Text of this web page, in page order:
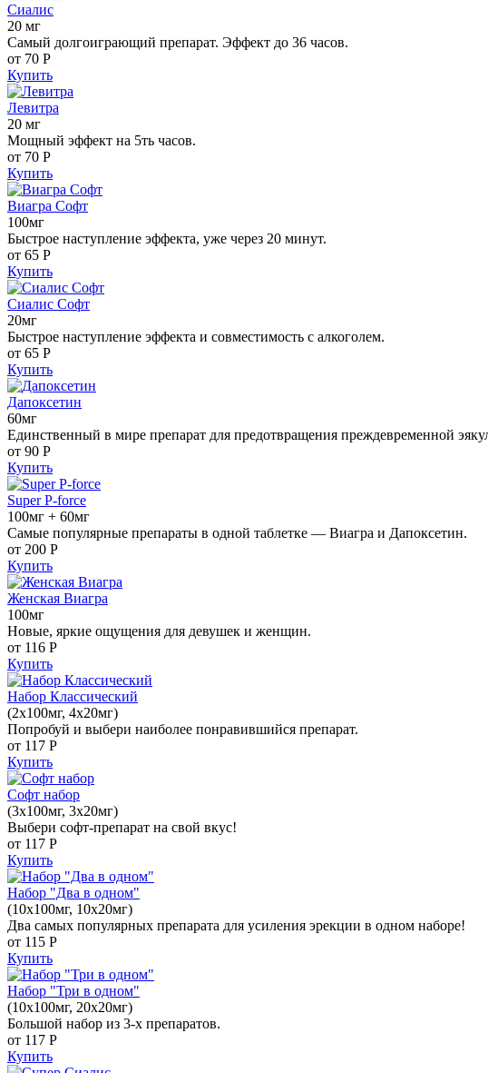
Сиалис
20 мг
Самый долгоиграющий препарат. Эффект до 36 часов.
от 70 Р
Купить
Левитра
20 мг
Мощный эффект на 5ть часов.
от 70 Р
Купить
Виагра Софт
100мг
Быстрое наступление эффекта, уже через 20 минут.
от 65 Р
Купить
Сиалис Софт
20мг
Быстрое наступление эффекта и совместимость с алкоголем.
от 65 Р
Купить
Дапоксетин
60мг
Единственный в мире препарат для предотвращения преждевременной
от 90 Р
Купить
Super P-force
100мг + 60мг
Самые популярные препараты в одной таблетке — Виагра и Дапоксетин.
от 200 Р
Купить
Женская Виагра
100мг
Новые, яркие ощущения для девушек и женщин.
от 116 Р
Купить
Набор Классический
(2x100мг, 4x20мг)
Попробуй и выбери наиболее понравившийся препарат.
от 117 Р
Купить
Софт набор
(3x100мг, 3x20мг)
Выбери софт-препарат на свой вкус!
от 117 Р
Купить
Набор "Два в одном"
(10x100мг, 10x20мг)
Два самых популярных препарата для усиления эрекции в одном наборе!
от 115 Р
Купить
Набор "Три в одном"
(10x100мг, 20x20мг)
Большой набор из 3-х препаратов.
от 117 Р
Купить